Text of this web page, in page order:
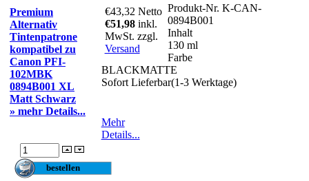
Premium
Alternativ
Tintenpatrone
kompatibel zu
Canon PFI-
102MBK
0894B001 XL
Matt Schwarz
» mehr Details...
€43,32 Netto
€51,98 inkl.
MwSt. zzgl.
Versand
Produkt-Nr. K-CAN-
0894B001
Inhalt
130 ml
Farbe
BLACKMATTE
Sofort Lieferbar(1-3 Werktage)
Mehr
Details...